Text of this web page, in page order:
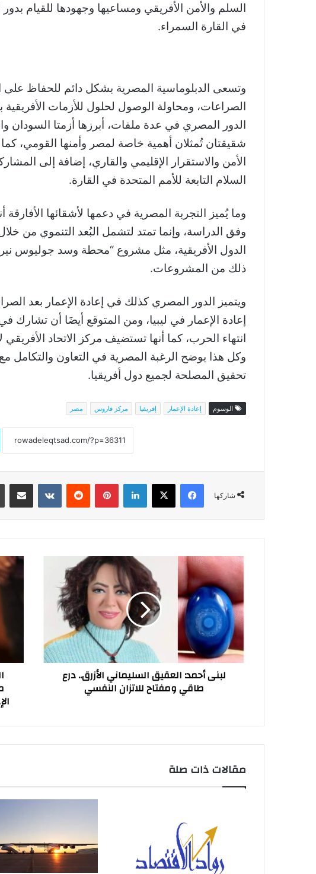
السلم والأمن الأفريقي ومساعيها وجهودها للقيام
في القارة السمراء.
وتسعى الدبلوماسية المصرية بشكل دائم للحفاظ على
الصراعات، ومحاولة الوصول لحلول للأزمات
الدور المصري في عدة ملفات، أبرزها أزمتا السودان
شقيقتان تُمثلان أهمية خاصة لمصر وأمنها القومي،
الأمن والاستقرار الإقليمي والقاري، إضافة إلى
السلام التابعة للأمم المتحدة في القارة.
وما يُميز التجربة المصرية في دعمها لأشقائها
وفق الدراسة، وإنما تمتد لتشمل البُعد التنموي من
الدول الأفريقية، مثل مشروع “محطة وسد جوليوس
ذلك من المشروعات.
ويتميز الدور المصري كذلك في إعادة الإعمار بعد
إعادة الإعمار في ليبيا، ومن المتوقع أيضَا أن تشارك
انتهاء الحرب، كما أنها تستضيف مركز الاتحاد الأفريقي
وكل هذا يوضح الرغبة المصرية في التعاون والتكامل مع
تحقيق المصلحة لجميع دول أفريقيا.
الوسوم إعادة الإعمار إفريقيا مركز فاروس مصر
شاركها
فيسبوك‫X لينكدإن بينتيريست مشاركة
لبنى
أحمد:
العقيق
السليماني
الأزرق..
درع
طاقي
ومفتاح
للاتزان
النفسيلبنى أحمد: العقيق السليماني الأزرق.. درع
طاقي ومفتاح للاتزان النفسي
الدكتورة
البحوث
العلمية
الإبداع
الإعلامى
مقالات ذات صلة